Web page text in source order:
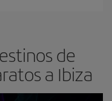
de
a Ibiza